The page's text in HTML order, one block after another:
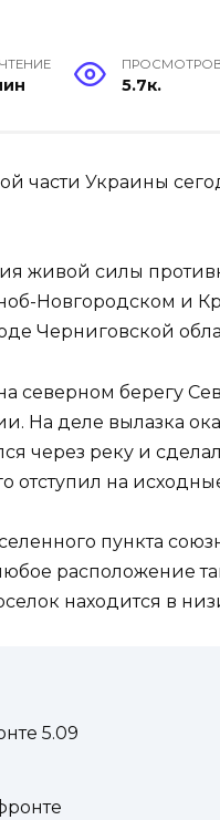
5.7к.
части Украины
живой силы
Новгородском и
Черниговской
северном берегу
На деле вылазка
через реку и
отступил на
пункта
расположение
находится в
5.09